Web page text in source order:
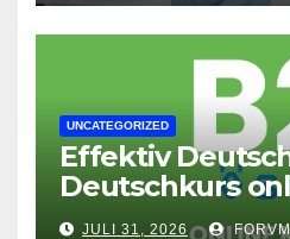
UNCATEGORIZED
Effektiv
Deutschkurs
Fortgeschrittene
JULI 31, 2026 FORVM